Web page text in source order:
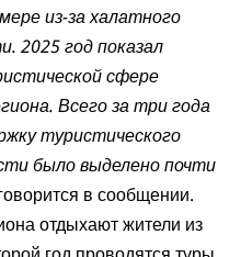
из-за халатного
2025 год показал
сфере
Всего за три года
туристического
было выделено почти
в сообщении.
отдыхают жители из